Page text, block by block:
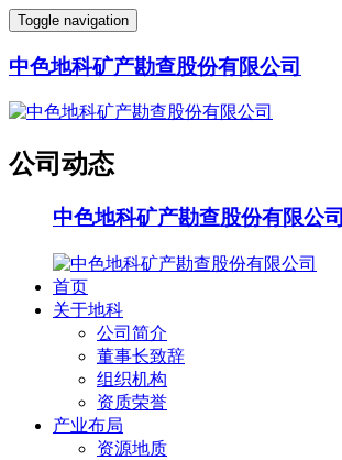
Toggle navigation
中色地科矿产勘查股份有限公司
公司动态
中色地科矿产勘查股份有限公司
首页
关于地科
公司简介
董事长致辞
组织机构
资质荣誉
产业布局
资源地质